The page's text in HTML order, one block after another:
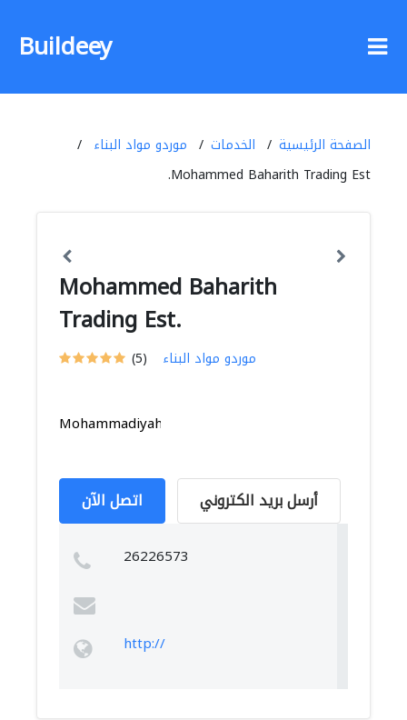
Buildeey
الصفحة الرئيسية الخدمات
موردو مواد البناء
Mohammed Baharith Trading Est.
Mohammed Baharith
Trading Est.
(5) موردو مواد البناء
Mohammadiyah,
اتصل الآن أرسل بريد الكتروني
26226573
http://